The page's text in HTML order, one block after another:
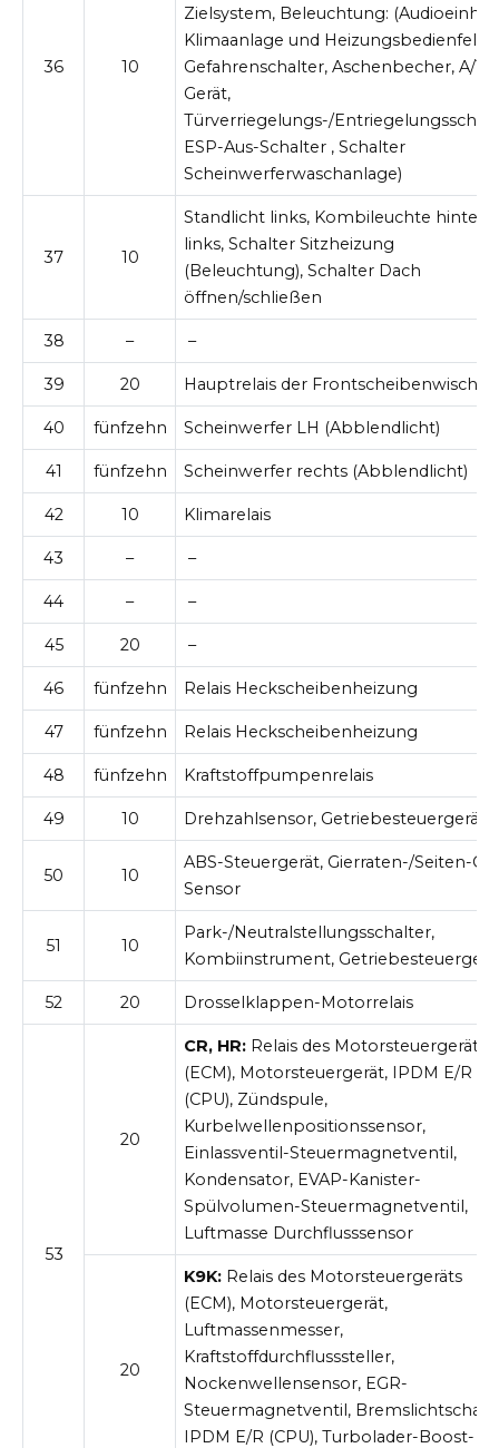
36 10
Zielsystem, Beleuchtung:
Klimaanlage und Heizungsbedienfeld,
Gefahrenschalter, Aschenbecher, A/T-
Gerät,
Türverriegelungs-/
ESP-Aus-Schalter , Schalter
Scheinwerferwaschanlage)
37 10
Standlicht links, Kombileuchte hinten
links, Schalter Sitzheizung
(Beleuchtung), Schalter Dach
öffnen/schließen
38 – –
39 20 Hauptrelais der Frontscheibenwischer
40 fünfzehn Scheinwerfer LH (Abblendlicht)
41 fünfzehn Scheinwerfer rechts (Abblendlicht)
42 10 Klimarelais
43 – –
44 – –
45 20 –
46 fünfzehn Relais Heckscheibenheizung
47 fünfzehn Relais Heckscheibenheizung
48 fünfzehn Kraftstoffpumpenrelais
49 10 Drehzahlsensor, Getriebesteuergerät
50 10
ABS-Steuergerät, Gierraten-/Seiten-G-
Sensor
51 10
Park-/Neutralstellungsschalter,
Kombiinstrument,
52 20 Drosselklappen-Motorrelais
53
20
CR, HR: Relais des Motorsteuergeräts
(ECM), Motorsteuergerät, IPDM E/R
(CPU), Zündspule,
Kurbelwellenpositionssensor,
Einlassventil-Steuermagnetventil,
Kondensator, EVAP-Kanister-
Spülvolumen-Steuermagnetventil,
Luftmasse Durchflusssensor
20
K9K: Relais des Motorsteuergeräts
(ECM), Motorsteuergerät,
Luftmassenmesser,
Kraftstoffdurchflusssteller,
Nockenwellensensor, EGR-
Steuermagnetventil,
IPDM E/R (CPU), Turbolader-Boost-